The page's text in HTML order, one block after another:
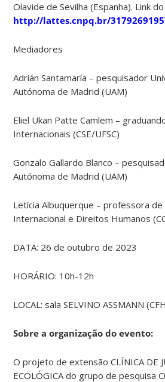
Olavide de Sevilha (Espanha). Link
http://lattes.cnpq.br/
Mediadores
Adrián Santamaría – pesquisador
Autónoma de Madrid (UAM)
Eliel Ukan Patte Camlem –
Internacionais (CSE/UFSC)
Gonzalo Gallardo Blanco –
Autónoma de Madrid (UAM)
Letícia Albuquerque – professora
Internacional e Direitos Humanos
DATA: 26 de outubro de 2023
HORÁRIO: 10h-12h
LOCAL: sala SELVINO ASSMANN
Sobre a organização do evento:
O projeto de extensão CLÍNICA DE
ECOLÓGICA do grupo de pesquisa